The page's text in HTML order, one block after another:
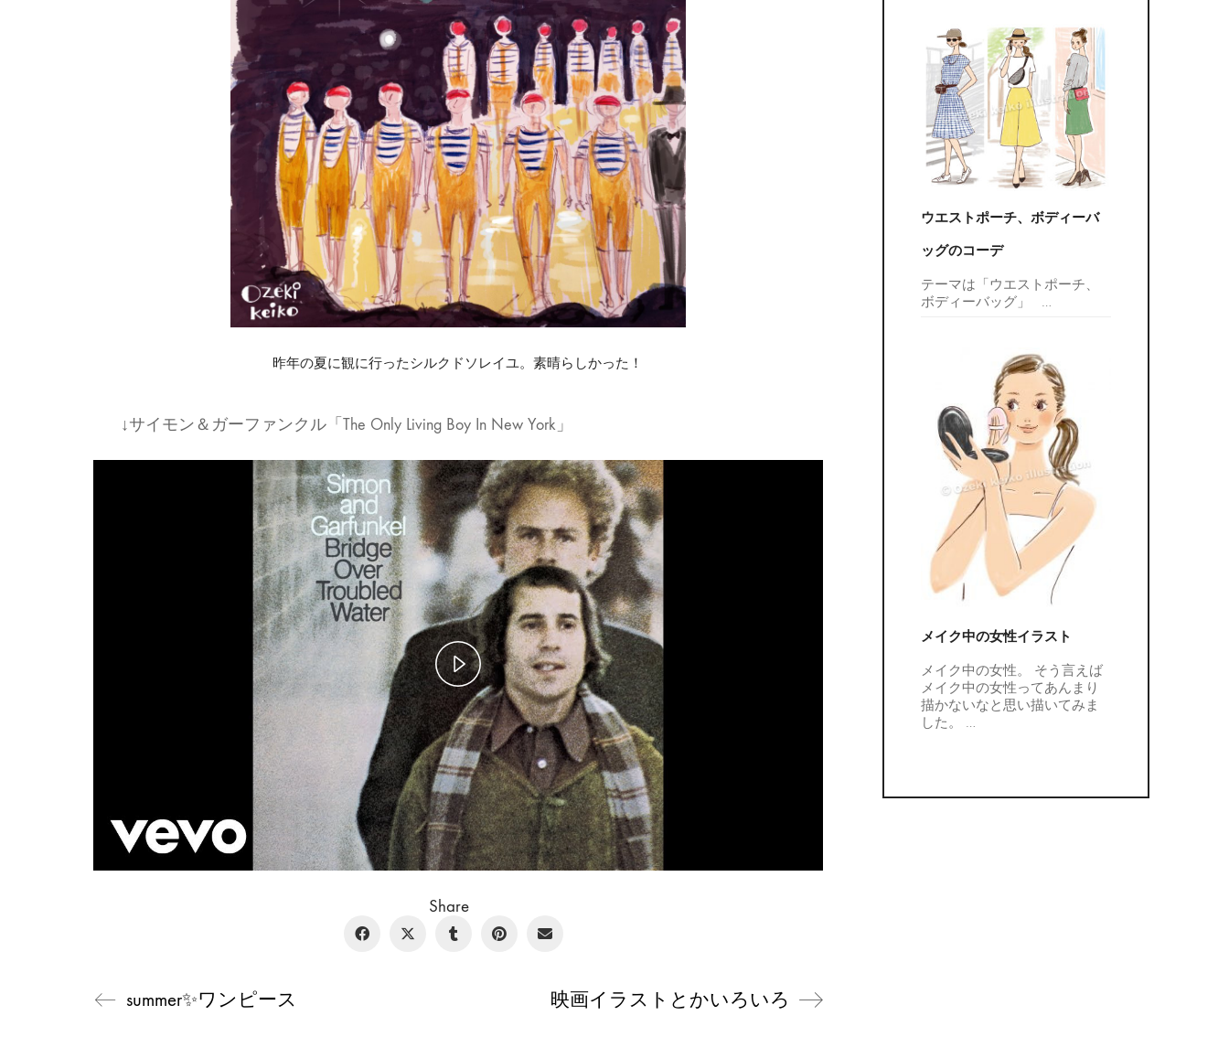
昨年の夏に観に行ったシルクドソレイユ。素晴らしかった！
↓サイモン＆ガーファンクル「The Only Living Boy In New York」
Play
Video
Share
summer✨ワンピース 映画イラストとかいろいろ
ウエストポーチ、ボディーバ
ッグのコーデ
テーマは「ウエストポーチ、
ボディーバッグ」 …
メイク中の女性イラスト
メイク中の女性。 そう言えば
メイク中の女性ってあんまり
描かないなと思い描いてみま
した。 …